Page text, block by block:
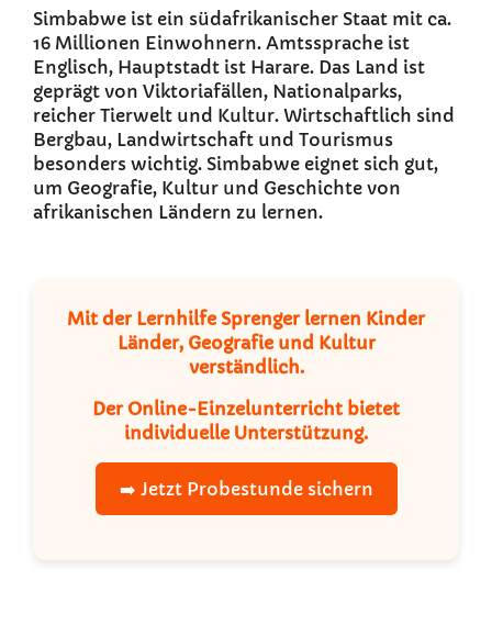
Simbabwe ist ein südafrikanischer Staat mit ca.
16 Millionen Einwohnern. Amtssprache ist
Englisch, Hauptstadt ist Harare. Das Land ist
geprägt von Viktoriafällen, Nationalparks,
reicher Tierwelt und Kultur. Wirtschaftlich sind
Bergbau, Landwirtschaft und Tourismus
besonders wichtig. Simbabwe eignet sich gut,
um Geografie, Kultur und Geschichte von
afrikanischen Ländern zu lernen.
Mit der Lernhilfe Sprengerlernen Kinder
Länder, Geografie und Kultur
verständlich.
Der Online-Einzelunterrichtbietet
individuelle Unterstützung.
➡️ Jetzt Probestunde sichern